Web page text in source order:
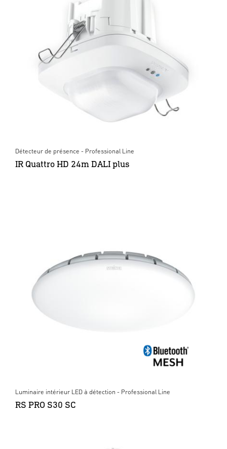
Détecteur de présence - Professional Line
IR Quattro HD 24m DALI plus
Luminaire intérieur LED à détection - Professional Line
RS PRO S30 SC